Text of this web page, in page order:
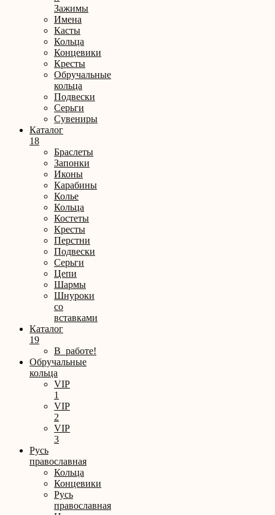
Зажимы
Имена
Касты
Кольца
Концевики
Кресты
Обручальные
кольца
Подвески
Серьги
Сувениры
Каталог
18
Браслеты
Запонки
Иконы
Карабины
Колье
Кольца
Костеты
Кресты
Перстни
Подвески
Серьги
Цепи
Шармы
Шнуроки
со
вставками
Каталог
19
В_работе!
Обручальные
кольца
VIP
1
VIP
2
VIP
3
Русь
православная
Кольца
Концевики
Русь
православная